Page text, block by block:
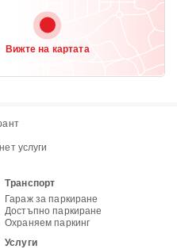
Вижте на картата
услуги
Транспорт
Гараж за паркиране
Достъпно паркиране
Охраняем паркинг
Услуги